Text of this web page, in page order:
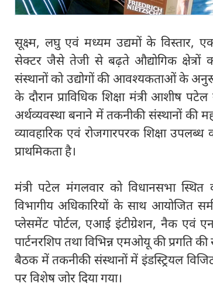
सूक्ष्म, लघु एवं मध्यम उद्यमों के विस्तार,
सेक्टर जैसे तेजी से बढ़ते औद्योगिक क्षेत्रों
संस्थानों को उद्योगों की आवश्यकताओं के
के दौरान प्राविधिक शिक्षा मंत्री आशीष
अर्थव्यवस्था बनाने में तकनीकी संस्थानों की
व्यावहारिक एवं रोजगारपरक शिक्षा
प्राथमिकता है।
मंत्री पटेल मंगलवार को विधानसभा स्थित
विभागीय अधिकारियों के साथ आयोजित
प्लेसमेंट पोर्टल, एआई इंटीग्रेशन, नैक एवं
पार्टनरशिप तथा विभिन्न एमओयू की प्रगति की
बैठक में तकनीकी संस्थानों में इंडस्ट्रियल
पर विशेष जोर दिया गया।